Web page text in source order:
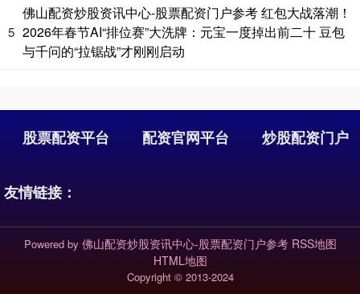
5
佛山配资炒股资讯中心-股票配资门户参考 红包大战落潮！
2026年春节AI“排位赛”大洗牌：元宝一度掉出前二十 豆包
与千问的“拉锯战”才刚刚启动
股票配资平台 配资官网平台 炒股配资门户
友情链接：
Powered by 佛山配资炒股资讯中心-股票配资门户参考 RSS地图
HTML地图
Copyright © 2013-2024